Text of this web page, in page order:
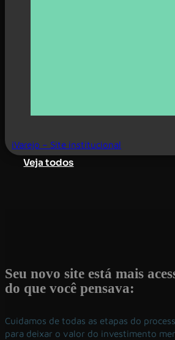
iVarejo – Site institucional
Veja todos
Seu novo site está mais
do que você pensava:
Cuidamos de todas as etapas do
para deixar o valor do investimento